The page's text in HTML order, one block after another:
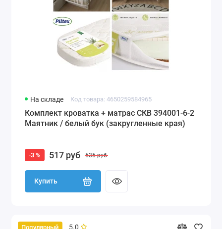
На складе Код товара: 4650259584965
Комплект кроватка + матрас СКВ 394001-6-2
Маятник / белый бук (закругленные края)
-3 % 517 руб 535 руб
Купить
Популярный
5.0